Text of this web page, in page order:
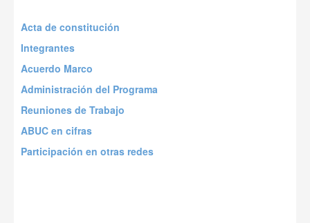
Acta de constitución
Integrantes
Acuerdo Marco
Administración del Programa
Reuniones de Trabajo
ABUC en cifras
Participación en otras redes